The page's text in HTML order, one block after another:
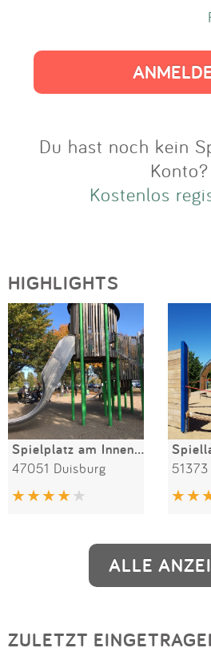
Du hast noch kein
Konto?
Kostenlos
HIGHLIGHTS
Spielplatz am Innenhafen
47051 Duisburg
ALLE
ZULETZT